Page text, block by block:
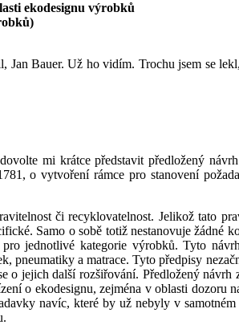
ekodesignu výrobků
Bauer. Už ho vidím. Trochu jsem se
mi krátce představit předložený
o vytvoření rámce pro stanovení
či recyklovatelnost. Jelikož tato
Samo o sobě totiž nestanovuje žádné
jednotlivé kategorie výrobků. Tyto
a matrace. Tyto předpisy
jejich další rozšiřování. Předložený návrh
o ekodesignu, zejména v oblasti dozoru
navíc, které by už nebyly v